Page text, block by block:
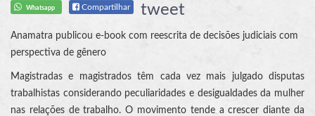
Whatsapp Compartilhar tweet
Anamatra publicou e-book com reescrita de decisões judiciais com
perspectiva de gênero
Magistradas e magistrados têm cada vez mais julgado disputas
trabalhistas considerando peculiaridades e desigualdades da mulher
nas relações de trabalho. O movimento tende a crescer diante da